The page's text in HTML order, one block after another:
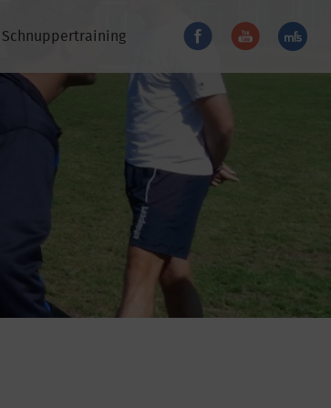
Schnuppertraining